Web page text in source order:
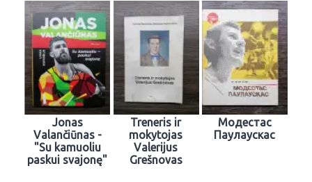
Jonas
Valančiūnas -
"Su kamuoliu
paskui svajonę"
Treneris ir
mokytojas
Valerijus
Grešnovas
Модестac
Паулаускас